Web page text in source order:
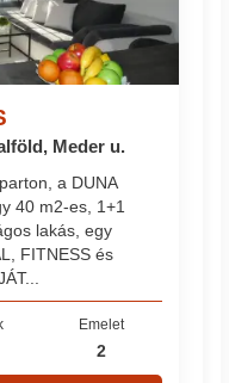
Meder u.
a DUNA
40 m2-es, 1+1
lakás, egy
FITNESS és
Emelet
2